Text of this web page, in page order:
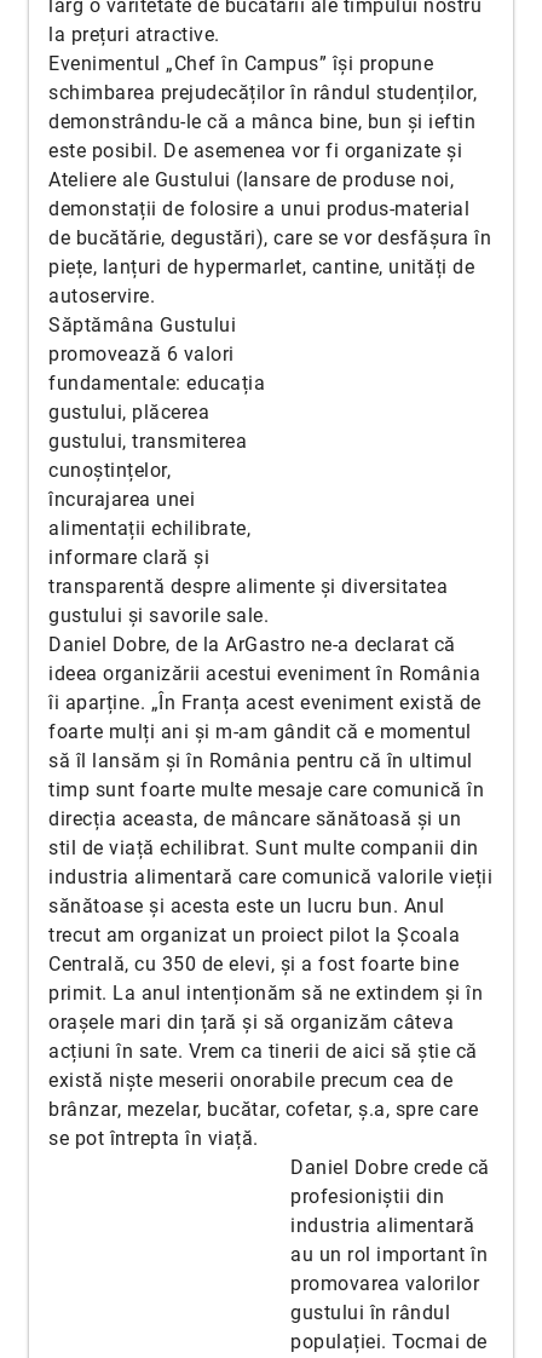
larg o varitetate de bucătării ale timpului nostru
la prețuri atractive.
Evenimentul „Chef în Campus” își propune
schimbarea prejudecăților în rândul studenților,
demonstrându-le că a mânca bine, bun și ieftin
este posibil. De asemenea vor fi organizate și
Ateliere ale Gustului (lansare de produse noi,
demonstații de folosire a unui produs-material
de bucătărie, degustări), care se vor desfășura în
piețe, lanțuri de hypermarlet, cantine, unități de
autoservire.
Săptămâna Gustului
promovează 6 valori
fundamentale: educația
gustului, plăcerea
gustului, transmiterea
cunoștințelor,
încurajarea unei
alimentații echilibrate,
informare clară și
transparentă despre alimente și diversitatea
gustului și savorile sale.
Daniel Dobre, de la ArGastro ne-a declarat că
ideea organizării acestui eveniment în România
îi aparține. „În Franța acest eveniment există de
foarte mulți ani și m-am gândit că e momentul
să îl lansăm și în România pentru că în ultimul
timp sunt foarte multe mesaje care comunică în
direcția aceasta, de mâncare sănătoasă și un
stil de viață echilibrat. Sunt multe companii din
industria alimentară care comunică valorile vieții
sănătoase și acesta este un lucru bun. Anul
trecut am organizat un proiect pilot la Școala
Centrală, cu 350 de elevi, și a fost foarte bine
primit. La anul intenționăm să ne extindem și în
orașele mari din țară și să organizăm câteva
acțiuni în sate. Vrem ca tinerii de aici să știe că
există niște meserii onorabile precum cea de
brânzar, mezelar, bucătar, cofetar, ș.a, spre care
se pot întrepta în viață.
Daniel Dobre crede că
profesioniștii din
industria alimentară
au un rol important în
promovarea valorilor
gustului în rândul
populației. Tocmai de